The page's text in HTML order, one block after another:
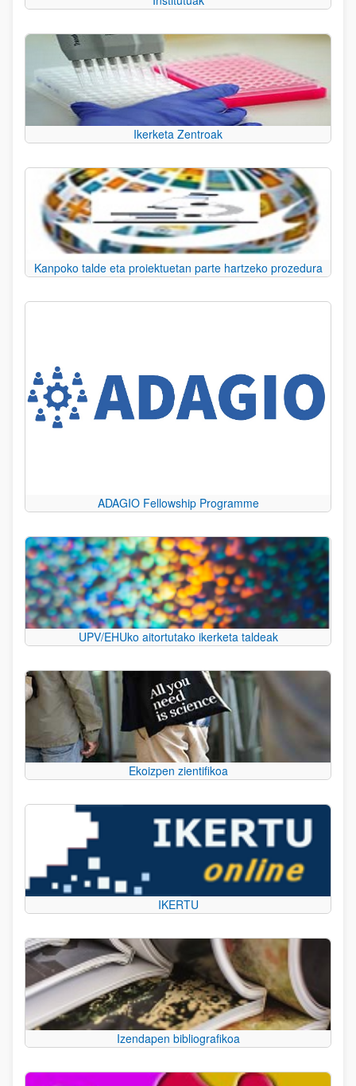
Ikerketa Zentroak
Kanpoko talde eta proiektuetan parte hartzeko prozedura
ADAGIO Fellowship Programme
UPV/EHUko aitortutako ikerketa taldeak
Ekoizpen zientifikoa
IKERTU
Izendapen bibliografikoa